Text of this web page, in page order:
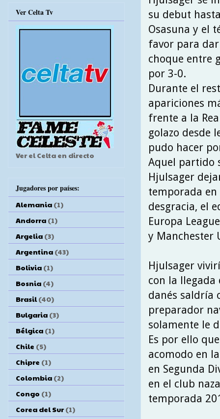
su debut
Osasuna y el
favor para
choque entre
por 3-0.
Durante el
apariciones
frente a la
golazo desde
pudo hacer
Aquel partido
Hjulsager
temporada
desgracia, el
Europa
y Manchester
Hjulsager
con la
danés saldría
preparador
solamente le
Es por ello
acomodo en
en Segunda
en el club
temporada
Ver Celta Tv
Ver el Celta en directo
Jugadores por países:
Alemania (1)
Andorra (1)
Argelia (3)
Argentina (43)
Bolivia (1)
Bosnia (4)
Brasil (40)
Bulgaria (3)
Bélgica (1)
Chile (5)
Chipre (1)
Colombia (2)
Congo (1)
Corea del Sur (1)